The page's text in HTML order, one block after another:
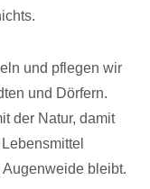
und pflegen wir
und Dörfern.
der Natur, damit
bleibt.